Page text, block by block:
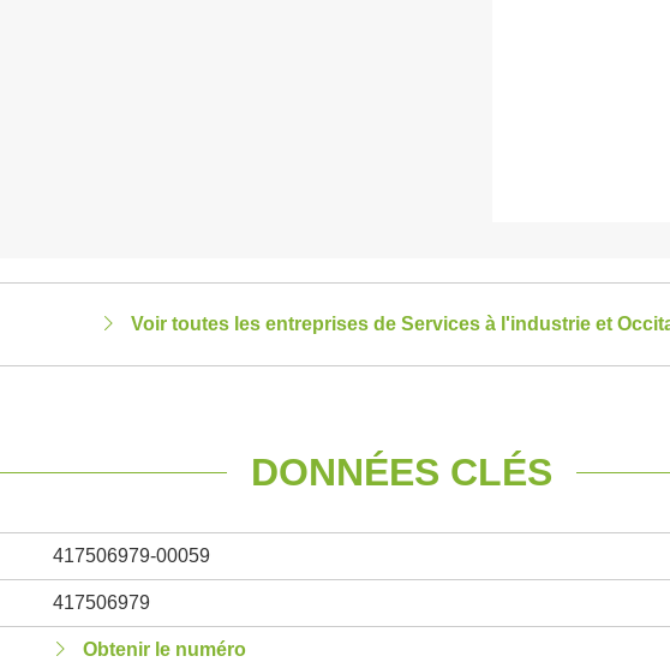
Voir toutes les entreprises de Services à l'industrie et
DONNÉES CLÉS
417506979-00059
417506979
Obtenir le numéro